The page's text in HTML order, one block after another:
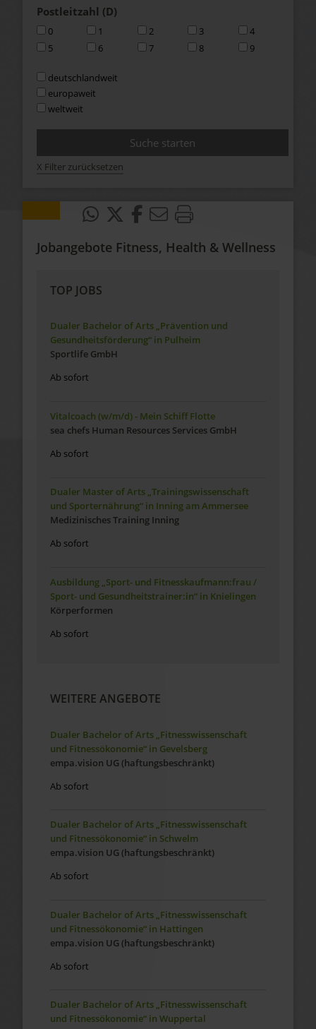
Postleitzahl (D)
0 1 2 3
4
5
6 7 8 9
deutschlandweit
europaweit
weltweit
X Filter zurücksetzen
Jobangebote Fitness, Health & Wellness
TOP JOBS
Dualer Bachelor of Arts „Prävention und
Gesundheitsförderung“ in Pulheim
Sportlife GmbH
Ab sofort
Vitalcoach (w/m/d) - Mein Schiff Flotte
sea chefs Human Resources Services GmbH
Ab sofort
Dualer Master of Arts „Trainingswissenschaft
und Sporternährung“ in Inning am Ammersee
Medizinisches Training Inning
Ab sofort
Ausbildung „Sport- und Fitnesskaufmann:frau /
Sport- und Gesundheitstrainer:in“ in Knielingen
Körperformen
Ab sofort
WEITERE ANGEBOTE
Dualer Bachelor of Arts „Fitnesswissenschaft
und Fitnessökonomie“ in Gevelsberg
empa.vision UG (haftungsbeschränkt)
Ab sofort
Dualer Bachelor of Arts „Fitnesswissenschaft
und Fitnessökonomie“ in Schwelm
empa.vision UG (haftungsbeschränkt)
Ab sofort
Dualer Bachelor of Arts „Fitnesswissenschaft
und Fitnessökonomie“ in Hattingen
empa.vision UG (haftungsbeschränkt)
Ab sofort
Dualer Bachelor of Arts „Fitnesswissenschaft
und Fitnessökonomie“ in Wuppertal